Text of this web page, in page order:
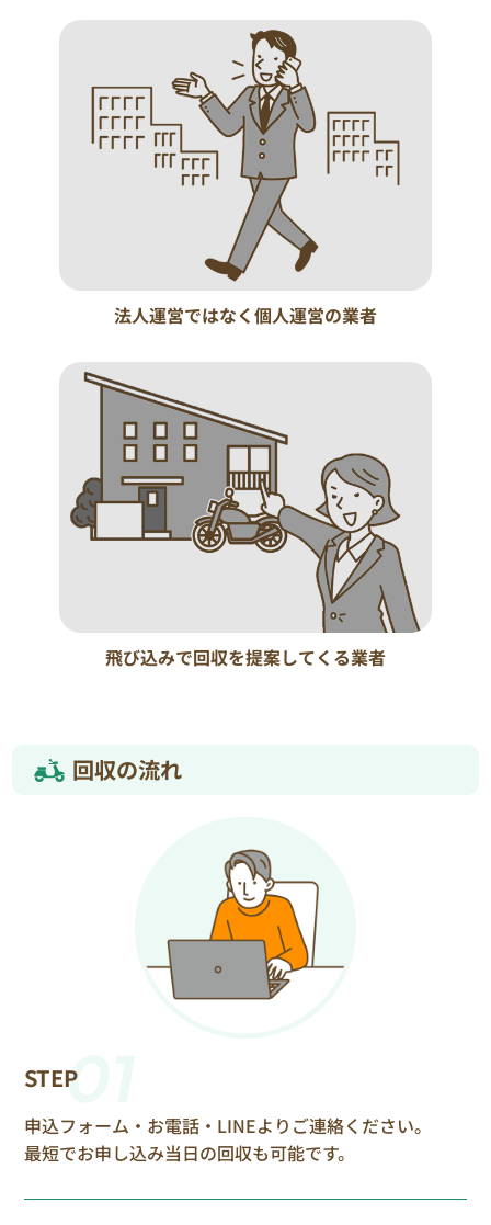
法人運営ではなく個人運営の業者
飛び込みで回収を提案してくる業者
回収の流れ
STEP01
申込フォーム・お電話・LINEよりご連絡ください。
最短でお申し込み当日の回収も可能です。